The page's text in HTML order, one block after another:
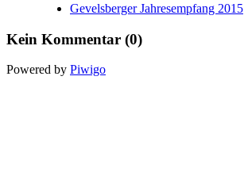
Gevelsberger Jahresempfang 2015
Kein Kommentar (0)
Powered by Piwigo